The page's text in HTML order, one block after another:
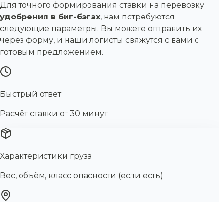
Для точного формирования ставки на перевозку
удобрения в биг-бэгах, нам потребуются
следующие параметры. Вы можете отправить их
через форму, и наши логисты свяжутся с вами с
готовым предложением.
Быстрый ответ
Расчёт ставки от 30 минут
Характеристики груза
Вес, объём, класс опасности (если есть)